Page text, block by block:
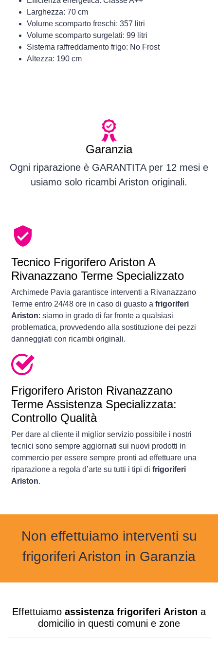
Larghezza: 70 cm
Volume scomparto freschi: 357 litri
Volume scomparto surgelati: 99 litri
Sistema raffreddamento frigo: No Frost
Altezza: 190 cm
Garanzia
Ogni riparazione è GARANTITA per 12 mesi e
usiamo solo ricambi Ariston originali.
Tecnico Frigorifero Ariston A
Rivanazzano Terme Specializzato
Archimede Pavia garantisce interventi a Rivanazzano
Terme entro 24/48 ore in caso di guasto a frigoriferi
Ariston: siamo in grado di far fronte a qualsiasi
problematica, provvedendo alla sostituzione dei pezzi
danneggiati con ricambi originali.
Frigorifero Ariston Rivanazzano
Terme Assistenza Specializzata:
Controllo Qualità
Per dare al cliente il miglior servizio possibile i nostri
tecnici sono sempre aggiornati sui nuovi prodotti in
commercio per essere sempre pronti ad effettuare una
riparazione a regola d’arte su tutti i tipi di frigoriferi
Ariston.
Non effettuiamo interventi su
frigoriferi Ariston in Garanzia
Effettuiamo assistenza frigoriferi Ariston a
domicilio in questi comuni e zone